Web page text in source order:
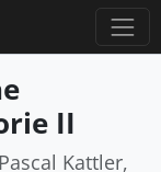
II
Kattler,